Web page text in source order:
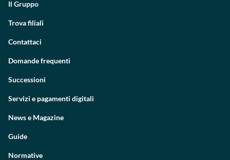
Il Gruppo
Trova filiali
Contattaci
Domande frequenti
Successioni
Servizi e pagamenti digitali
News e Magazine
Guide
Normative